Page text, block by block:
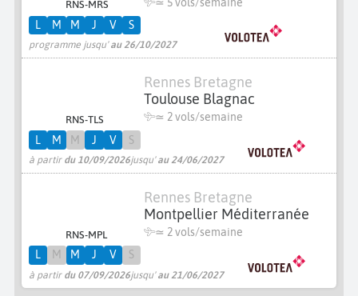
RNS-MRS
programme jusqu'au 26/10/2027
L M M J V S
RNS-TLS
Rennes Bretagne
Toulouse Blagnac
≃ 2 vols/semaine
à partir du 10/09/2026jusqu'au 24/06/2027
L M M J V S
RNS-MPL
Rennes Bretagne
Montpellier Méditerranée
≃ 2 vols/semaine
à partir du 07/09/2026jusqu'au 21/06/2027
L M M J V S